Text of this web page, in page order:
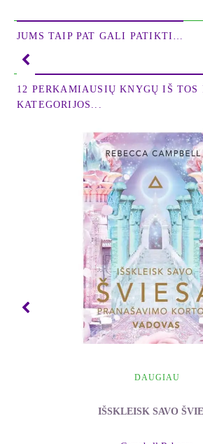
laikote rankose, atsirado ne
sanskrito, o kompiliuojant įvairius
paaiškinimus. Dž. Holis išplėtojo
mintį ir užrašė juos proza. Tuo
padaryti kūrinį suprantamesnį
ratui.
Pagiriamasis žodis knygai
vakariečio vadovas
Bhagavadgyta - neprilygstamas
didžiųjų pasaulio šventraščių, nes
peržengia laiko ir erdvės ribas. Anglų
daugybė Gytos versijų - nuo sero
(Sir Edwin Arnold) Dangiškosios
sklandaus ponios Ani Bezant
vertimo. Dr. Džeko Holio vadovas -
vertimas, o paprastas ir įžvalgus Gytos
nuoširdaus sadhakos žodžiais, kad
šventraščio žinia pasiektų
suvokę amžinuosius dėsnius.
- V. K. Narasimhan, žurnalistas ir
apdovanojimo laureatas)
JUMS TAIP PAT GALI PATIKTI…
12 PERKAMIAUSIŲ KNYGŲ IŠ TOS
KATEGORIJOS...
DAUGIAU
IŠSKLEISK SAVO